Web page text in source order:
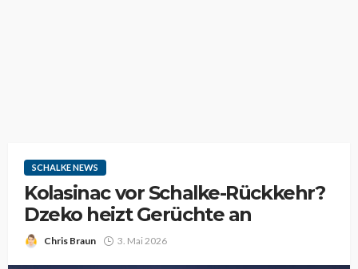
SCHALKE NEWS
Kolasinac vor Schalke-Rückkehr?
Dzeko heizt Gerüchte an
Chris Braun 3. Mai 2026